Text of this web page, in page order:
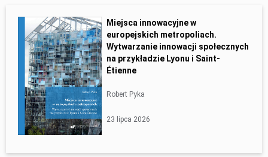
Miejsca innowacyjne w
europejskich metropoliach.
Wytwarzanie innowacji społecznych
na przykładzie Lyonu i Saint-
Étienne
Robert Pyka
23 lipca 2026